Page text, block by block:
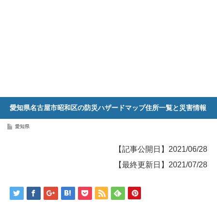
愛知県名古屋市昭和区の防災ハザードマップ住所一覧と災害情報
愛知県
【記事公開日】2021/06/28
【最終更新日】2021/07/28